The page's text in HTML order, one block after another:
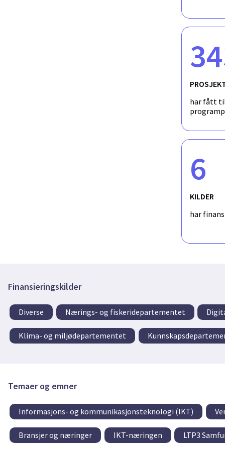
har fått
6
KILDER
har
Finansieringskilder
Diverse Nærings- og fiskeridepartementet
Klima- og miljødepartementet
Temaer og emner
Informasjons- og kommunikasjonsteknologi (IKT)
Bransjer og næringer IKT-næringen LTP3